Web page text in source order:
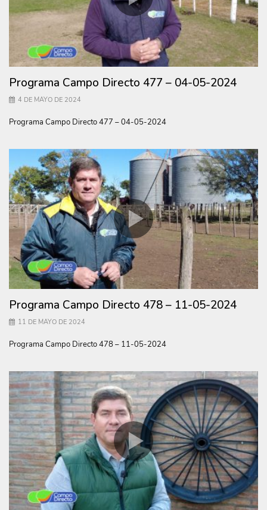
Programa Campo Directo 477 – 04-05-2024
4 DE MAYO DE 2024
Programa Campo Directo 477 – 04-05-2024
Programa Campo Directo 478 – 11-05-2024
11 DE MAYO DE 2024
Programa Campo Directo 478 – 11-05-2024